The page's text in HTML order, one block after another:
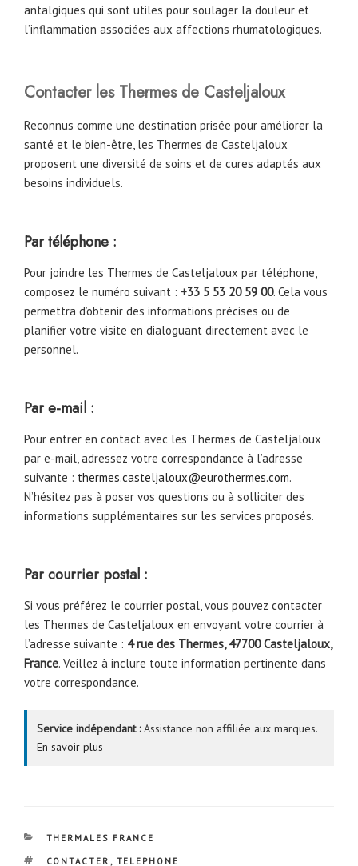
antalgiques qui sont utiles pour soulager la douleur et
l’inflammation associées aux affections rhumatologiques.
Contacter les Thermes de Casteljaloux
Reconnus comme une destination prisée pour améliorer la
santé et le bien-être, les Thermes de Casteljaloux
proposent une diversité de soins et de cures adaptés aux
besoins individuels.
Par téléphone :
Pour joindre les Thermes de Casteljaloux par téléphone,
composez le numéro suivant : +33 5 53 20 59 00. Cela vous
permettra d’obtenir des informations précises ou de
planifier votre visite en dialoguant directement avec le
personnel.
Par e-mail :
Pour entrer en contact avec les Thermes de Casteljaloux
par e-mail, adressez votre correspondance à l’adresse
suivante : thermes.casteljaloux@eurothermes.com.
N’hésitez pas à poser vos questions ou à solliciter des
informations supplémentaires sur les services proposés.
Par courrier postal :
Si vous préférez le courrier postal, vous pouvez contacter
les Thermes de Casteljaloux en envoyant votre courrier à
l’adresse suivante : 4 rue des Thermes, 47700 Casteljaloux,
France. Veillez à inclure toute information pertinente dans
votre correspondance.
Service indépendant :Assistance non affiliée aux marques.
En savoir plus
CATÉGORIES
THERMALES FRANCE
ÉTIQUETTES
CONTACTER , TELEPHONE